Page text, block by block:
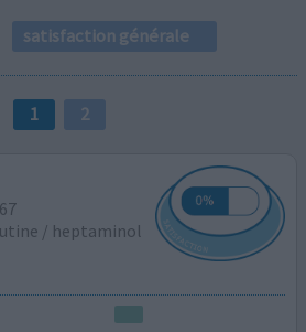
satisfaction générale
1 2
/ heptaminol